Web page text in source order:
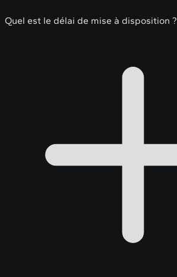
Quel est le délai de mise à disposition ?